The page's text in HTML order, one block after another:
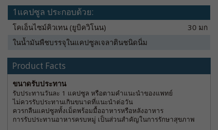
1แคปซูล ประกอบด้วย:
โคเอ็นไซม์คิวเทน (ยูบิควิโนน)
30 มก
ในน้ำมันพืชบรรจุในแคปซูลเจลาตินชนิดนิ่ม
Product Facts
ขนาดรับประทาน
รับประทานวันละ 1 แคปซูล หรือตามคำแนะนำของแพทย์
ไม่ควรรับประทานเกินขนาดที่แนะนำต่อวัน
ควรกลืนแคปซูลทั้งเม็ดพร้อมมื้ออาหารหรือหลังอาหาร
การรับประทานอาหารครบหมู่ เป็นส่วนสำคัญในการรักษาสุขภาพ